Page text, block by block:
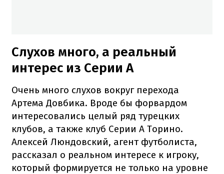
Слухов много, а реальный
интерес из Серии А
Очень много слухов вокруг перехода
Артема Довбика. Вроде бы форвардом
интересовались целый ряд турецких
клубов, а также клуб Серии А Торино.
Алексей Люндовский, агент футболиста,
рассказал о реальном интересе к игроку,
который формируется не только на уровне